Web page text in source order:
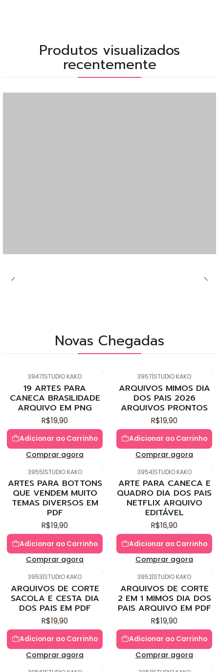
Produtos visualizados
recentemente
Novas Chegadas
3947|STUDIO KAKO
19 ARTES PARA
CANECA BRASILIDADE
ARQUIVO EM PNG
R$19,90
Adicionar ao Carrinho
Comprar agora
3957|STUDIO KAKO
ARQUIVOS MIMOS DIA
DOS PAIS 2026
ARQUIVOS PRONTOS
R$19,90
Adicionar ao Carrinho
Comprar agora
3955|STUDIO KAKO
ARTES PARA BOTTONS
QUE VENDEM MUITO
TEMAS DIVERSOS EM
PDF
R$19,90
Adicionar ao Carrinho
Comprar agora
3954|STUDIO KAKO
ARTE PARA CANECA E
QUADRO DIA DOS PAIS
NETFLIX ARQUIVO
EDITÁVEL
R$16,90
Adicionar ao Carrinho
Comprar agora
3953|STUDIO KAKO
ARQUIVOS DE CORTE
SACOLA E CESTA DIA
DOS PAIS EM PDF
R$19,90
Adicionar ao Carrinho
Comprar agora
3952|STUDIO KAKO
ARQUIVOS DE CORTE
2 EM 1 MIMOS DIA DOS
PAIS ARQUIVO EM PDF
R$19,90
Adicionar ao Carrinho
Comprar agora